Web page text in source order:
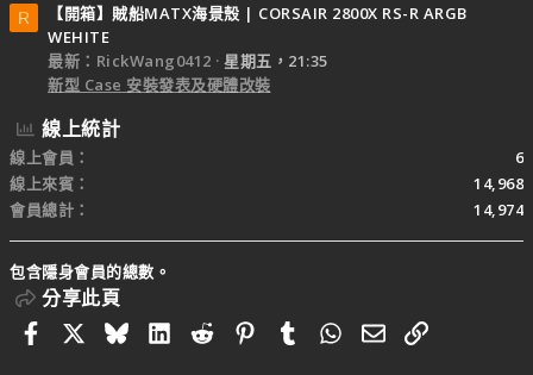
R
【開箱】賊船MATX海景殼 | CORSAIR 2800X RS-R ARGB
WEHITE
最新：RickWang0412
星期五，21:35
新型 Case 安裝發表及硬體改裝
線上統計
線上會員
6
線上來賓
14,968
會員總計
14,974
包含隱身會員的總數。
分享此頁
FacebookBlueskyLinkedIn
RedditPinterestTumblrWhatsApp
電子郵件
連結